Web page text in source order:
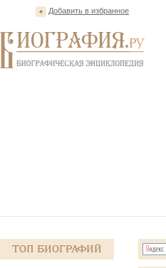
Добавить в избранное
Топ Биографий